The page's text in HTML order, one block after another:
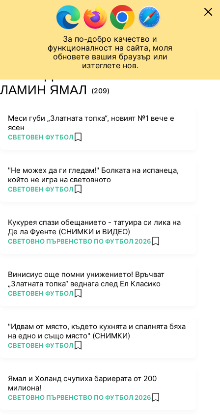
За по-добро качество и
функционалност на сайта, моля
обновете вашия браузър или
изтеглете нов.
Към съдържанието
Лига на Конференциите
ЛАМИН ЯМАЛ
(209)
Меси губи „Златната топка“, новият №1 вече е
ясен
ПОВЕЧЕ ОТ
СВЕТОВЕН ФУТБОЛ add favorites
"Не можех да ги гледам!" Болката на испанеца,
който не игра на световното
ПОВЕЧЕ ОТ
СВЕТОВЕН ФУТБОЛ add favorites
Кукурея спази обещанието - татуира си лика на
Де ла Фуенте (СНИМКИ и ВИДЕО)
ПОВЕЧЕ ОТ
СВЕТОВНО ПЪРВЕНСТВО ПО ФУТБОЛ 2026 add favorites
Винисиус още помни унижението! Връчват
„Златната топка“ веднага след Ел Класико
ПОВЕЧЕ ОТ
СВЕТОВЕН ФУТБОЛ add favorites
"Идвам от място, където кухнята и спалнята бяха
на едно и също място" (СНИМКИ)
ПОВЕЧЕ ОТ
СВЕТОВЕН ФУТБОЛ add favorites
Ямал и Холанд счупиха бариерата от 200
милиона!
ПОВЕЧЕ ОТ
СВЕТОВНО ПЪРВЕНСТВО ПО ФУТБОЛ 2026 add favorites